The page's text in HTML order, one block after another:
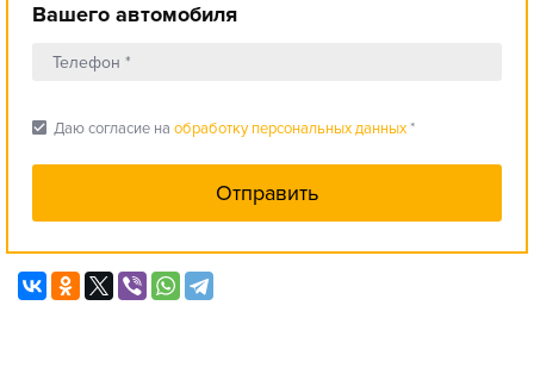
Вашего автомобиля
check_box Даю согласие на обработку персональных данных*